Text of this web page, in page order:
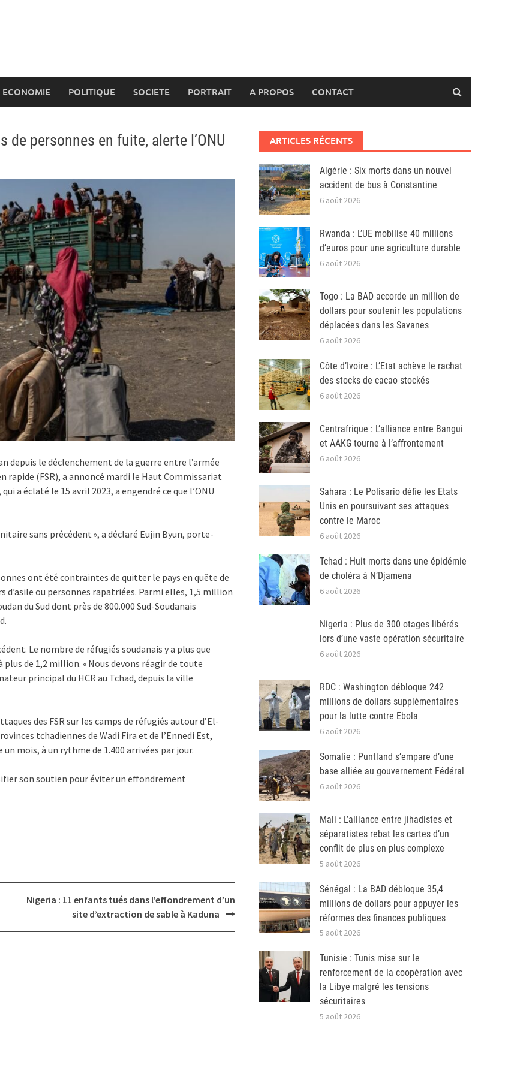
ECONOMIE POLITIQUE SOCIETE PORTRAIT A PROPOS CONTACT
de personnes en fuite, alerte l’ONU
depuis le déclenchement de la guerre entre l’armée
rapide (FSR), a annoncé mardi le Haut Commissariat
a éclaté le 15 avril 2023, a engendré ce que l’ONU
sans précédent », a déclaré Eujin Byun, porte-
ont été contraintes de quitter le pays en quête de
d’asile ou personnes rapatriées. Parmi elles, 1,5 million
du Sud dont près de 800.000 Sud-Soudanais
Le nombre de réfugiés soudanais y a plus que
de 1,2 million. « Nous devons réagir de toute
principal du HCR au Tchad, depuis la ville
des FSR sur les camps de réfugiés autour d’El-
tchadiennes de Wadi Fira et de l’Ennedi Est,
mois, à un rythme de 1.400 arrivées par jour.
son soutien pour éviter un effondrement
Nigeria : 11 enfants tués dans l’effondrement d’un
site d’extraction de sable à Kaduna
ARTICLES RÉCENTS
Algérie : Six morts dans un nouvel
accident de bus à Constantine
6 août 2026
Rwanda : L’UE mobilise 40 millions
d’euros pour une agriculture durable
6 août 2026
Togo : La BAD accorde un million de
dollars pour soutenir les populations
déplacées dans les Savanes
6 août 2026
Côte d’Ivoire : L’Etat achève le rachat
des stocks de cacao stockés
6 août 2026
Centrafrique : L’alliance entre Bangui
et AAKG tourne à l’affrontement
6 août 2026
Sahara : Le Polisario défie les Etats
Unis en poursuivant ses attaques
contre le Maroc
6 août 2026
Tchad : Huit morts dans une épidémie
de choléra à N’Djamena
6 août 2026
Nigeria : Plus de 300 otages libérés
lors d’une vaste opération sécuritaire
6 août 2026
RDC : Washington débloque 242
millions de dollars supplémentaires
pour la lutte contre Ebola
6 août 2026
Somalie : Puntland s’empare d’une
base alliée au gouvernement Fédéral
6 août 2026
Mali : L’alliance entre jihadistes et
séparatistes rebat les cartes d’un
conflit de plus en plus complexe
5 août 2026
Sénégal : La BAD débloque 35,4
millions de dollars pour appuyer les
réformes des finances publiques
5 août 2026
Tunisie : Tunis mise sur le
renforcement de la coopération avec
la Libye malgré les tensions
sécuritaires
5 août 2026